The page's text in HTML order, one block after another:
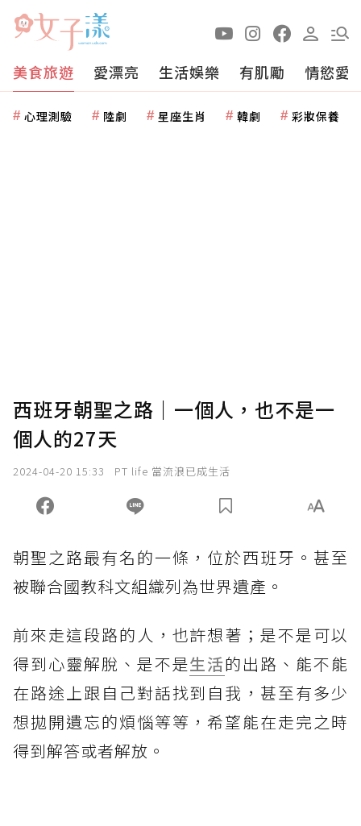
美食旅遊 愛漂亮 生活娛樂 有肌勵 情慾愛
心理測驗 陸劇 星座生肖 韓劇 彩妝保養
西班牙朝聖之路｜一個人，也不是一
個人的27天
2024-04-20 15:33 PT life 當流浪已成生活
朝聖之路最有名的一條，位於西班牙。甚至
被聯合國教科文組織列為世界遺產。
前來走這段路的人，也許想著；是不是可以
得到心靈解脫、是不是生活的出路、能不能
在路途上跟自己對話找到自我，甚至有多少
想拋開遺忘的煩惱等等，希望能在走完之時
得到解答或者解放。